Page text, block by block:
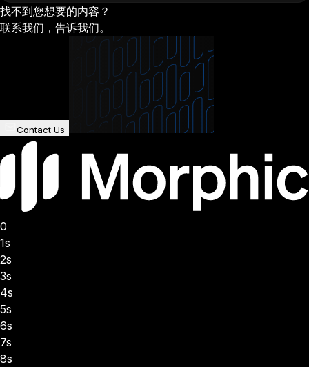
找不到您想要的内容？
联系我们，告诉我们。
Contact Us
0
1s
2s
3s
4s
5s
6s
7s
8s